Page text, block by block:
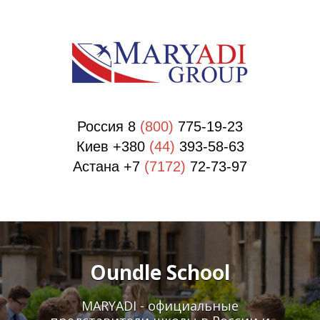
Россия 8 (800) 775-19-23
Киев +380 (44) 393-58-63
Астана +7 (7172) 72-73-97
Oundle School
MARYADI - официальные
П
П